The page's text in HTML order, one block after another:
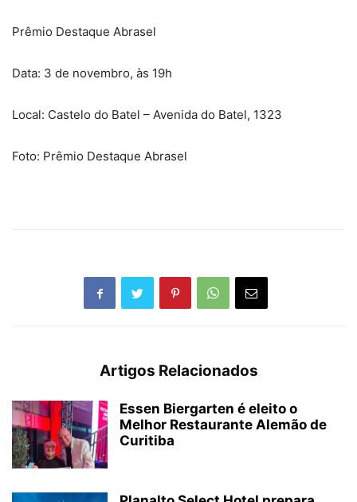
Prêmio Destaque Abrasel
Data: 3 de novembro, às 19h
Local: Castelo do Batel – Avenida do Batel, 1323
Foto: Prêmio Destaque Abrasel
Artigos Relacionados
Essen Biergarten é eleito o
Melhor Restaurante Alemão de
Curitiba